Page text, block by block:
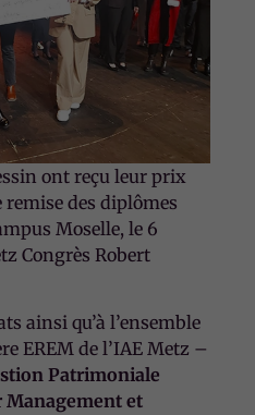
ont reçu leur prix
remise des diplômes
Moselle, le 6
Congrès Robert
ainsi qu’à l’ensemble
EREM de l’IAE Metz –
Patrimoniale
Management et